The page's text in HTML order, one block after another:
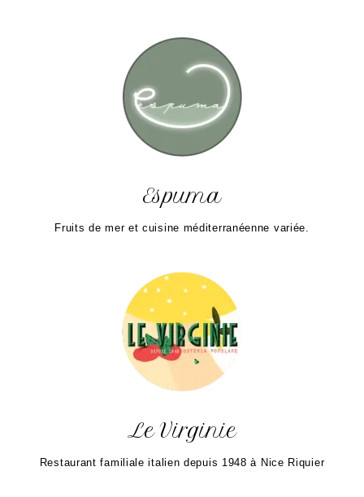
Espuma
Fruits de mer et cuisine méditerranéenne variée.
Le Virginie
Restaurant familiale italien depuis 1948 à Nice Riquier